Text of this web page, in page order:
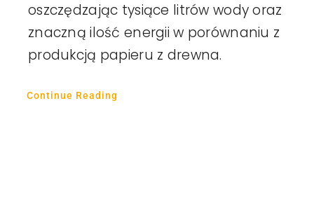
oszczędzając tysiące litrów wody oraz
znaczną ilość energii w porównaniu z
produkcją papieru z drewna.
Continue Reading